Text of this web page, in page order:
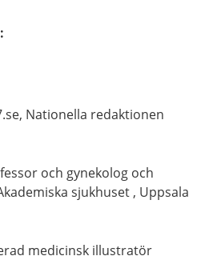
:
Nationella redaktionen
och gynekolog och
sjukhuset , Uppsala
medicinsk illustratör